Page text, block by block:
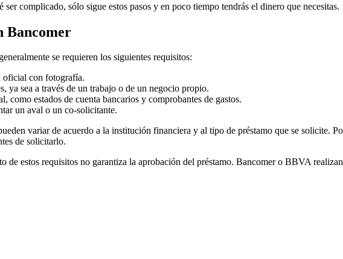
complicado, sólo sigue estos pasos y en poco tiempo tendrás el dinero que necesitas.
Bancomer
se requieren los siguientes requisitos:
oficial con fotografía.
ya sea a través de un trabajo o de un negocio propio.
estados de cuenta bancarios y comprobantes de gastos.
un aval o un co-solicitante.
variar de acuerdo a la institución financiera y al tipo de préstamo que se solicite.
de solicitarlo.
de estos requisitos no garantiza la aprobación del préstamo. Bancomer o BBVA